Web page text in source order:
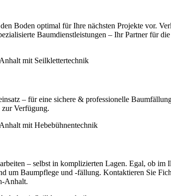
Boden optimal für Ihre nächsten Projekte vor.
Baumdienstleistungen – Ihr Partner für
– für eine sichere & professionelle
zur Verfügung.
– selbst in komplizierten Lagen. Egal, ob
um Baumpflege und -fällung. Kontaktieren Sie
Anhalt.